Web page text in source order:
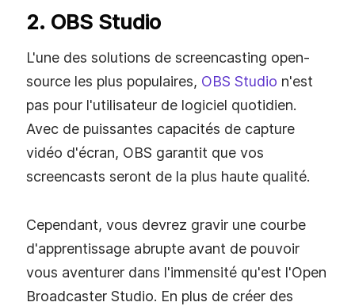
2. OBS Studio
L'une des solutions de screencasting open-
source les plus populaires, OBS Studio n'est
pas pour l'utilisateur de logiciel quotidien.
Avec de puissantes capacités de capture
vidéo d'écran, OBS garantit que vos
screencasts seront de la plus haute qualité.
Cependant, vous devrez gravir une courbe
d'apprentissage abrupte avant de pouvoir
vous aventurer dans l'immensité qu'est l'Open
Broadcaster Studio. En plus de créer des